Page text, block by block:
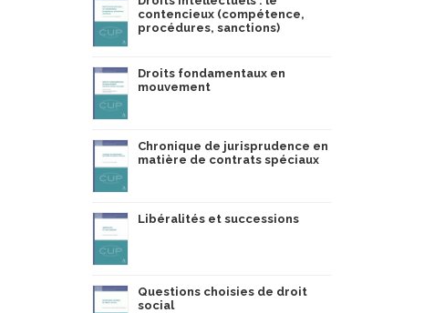
des biens de la personne bénéficiant d’un
procédures de protection de la personne, des
avec la protection des créanciers ou des
avenir surtout en cette période de crise.
contencieux (compétence,
procédures, sanctions)
Droits fondamentaux en
mouvement
Chronique de jurisprudence en
matière de contrats spéciaux
Libéralités et successions
Questions choisies de droit
social